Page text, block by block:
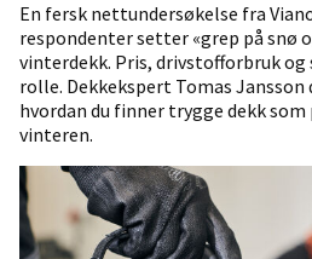
En fersk nettundersøkelse fra
respondenter setter «grep på snø
vinterdekk. Pris, drivstofforbruk
rolle. Dekkekspert Tomas
hvordan du finner trygge dekk
vinteren.